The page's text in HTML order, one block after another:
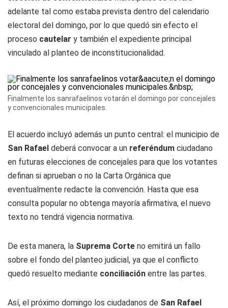
adelante tal como estaba prevista dentro del calendario
electoral del domingo, por lo que quedó sin efecto el
proceso cautelar y también el expediente principal
vinculado al planteo de inconstitucionalidad.
Finalmente los sanrafaelinos votarán el domingo por concejales
y convencionales municipales.
El acuerdo incluyó además un punto central: el municipio de
San Rafael deberá convocar a un referéndum ciudadano
en futuras elecciones de concejales para que los votantes
definan si aprueban o no la Carta Orgánica que
eventualmente redacte la convención. Hasta que esa
consulta popular no obtenga mayoría afirmativa, el nuevo
texto no tendrá vigencia normativa.
De esta manera, la Suprema Corte no emitirá un fallo
sobre el fondo del planteo judicial, ya que el conflicto
quedó resuelto mediante conciliación entre las partes.
Así, el próximo domingo los ciudadanos de San Rafael